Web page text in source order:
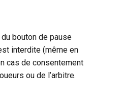
bouton de pause
interdite (même en
cas de consentement
ou de l’arbitre.